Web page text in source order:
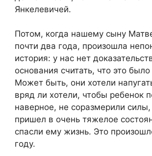
Янкелевичей.
Потом, когда нашему сыну
почти два года, произошла
история: у нас нет
основания считать, что это
Может быть, они хотели
вряд ли хотели, чтобы ребенок
наверное, не соразмерили
пришел в очень тяжелое
спасли ему жизнь. Это
году.